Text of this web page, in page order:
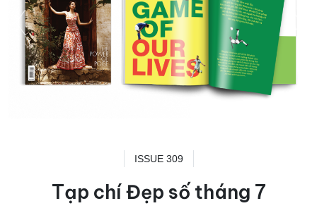
ISSUE 309
Tạp chí Đẹp số tháng 7